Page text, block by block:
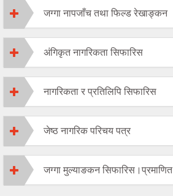
जग्गा नापजाँच तथा फिल्ड रेखाङ्कन
अंगिकृत नागरिकता सिफारिस
नागरिकता र प्रतिलिपि सिफारिस
जेष्ठ नागरिक परिचय पत्र
जग्गा मुल्याङकन सिफारिस।प्रमाणित